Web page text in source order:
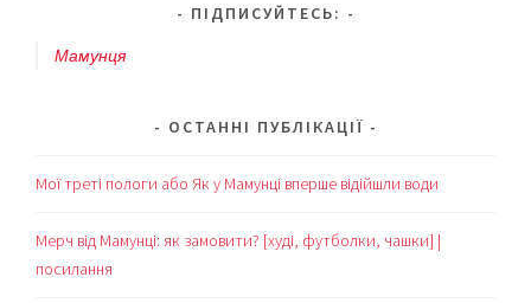
ПІДПИСУЙТЕСЬ:
Мамунця
ОСТАННІ ПУБЛІКАЦІЇ
Мої треті пологи або Як у Мамунці вперше відійшли води
Мерч від Мамунці: як замовити? [худі, футболки, чашки] |
посилання